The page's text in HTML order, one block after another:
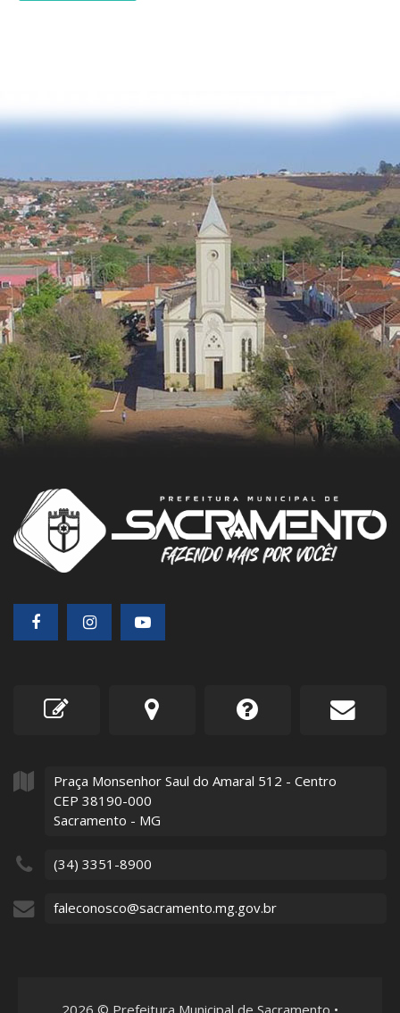
Praça Monsenhor Saul do Amaral 512 - Centro
CEP 38190-000
Sacramento - MG
(34) 3351-8900
faleconosco@sacramento.mg.gov.br
2026 © Prefeitura Municipal de Sacramento •